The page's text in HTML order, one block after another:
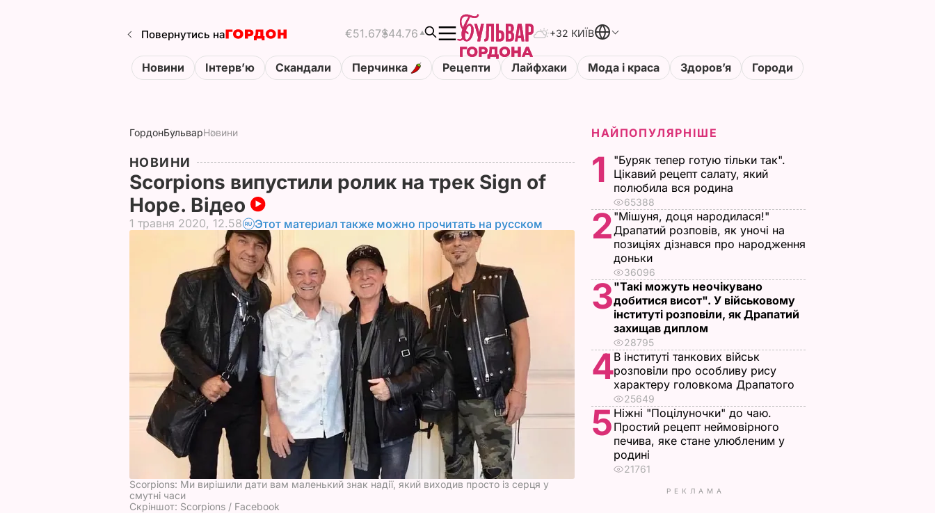
Повернутись на €51.67$44.76 +32 КИЇВ
Новини Інтервʼю Скандали Перчинка Рецепти Лайфхаки Мода і краса Здоровʼя Городи
ГордонБульварНовини
НОВИНИ
Scorpions випустили ролик на трек Sign of
Hope. Відео
1 травня 2020, 12.58 Этот материал также можно прочитать на русском
Scorpions: Ми вирішили дати вам маленький знак надії, який виходив просто із серця у
смутні часи
Скріншот: Scorpions / Facebook
НАЙПОПУЛЯРНІШЕ
1
"Буряк тепер готую тільки так".
Цікавий рецепт салату, який
полюбила вся родина
65388
2 "Мішуня, доця народилася!"
Драпатий розповів, як уночі на
позиціях дізнався про народження
доньки
36096
3"Такі можуть неочікувано
добитися висот". У військовому
інституті розповіли, як Драпатий
захищав диплом
28795
4В інституті танкових військ
розповіли про особливу рису
характеру головкома Драпатого
25649
5 Ніжні "Поцілуночки" до чаю.
Простий рецепт неймовірного
печива, яке стане улюбленим у
родині
21761
РЕКЛАМА